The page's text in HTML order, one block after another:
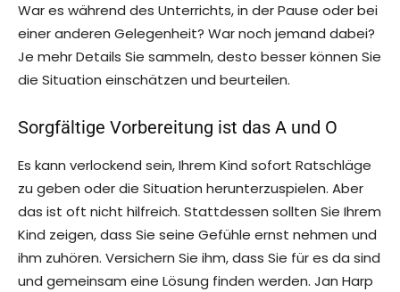
War es während des Unterrichts, in der Pause oder bei
einer anderen Gelegenheit? War noch jemand dabei?
Je mehr Details Sie sammeln, desto besser können Sie
die Situation einschätzen und beurteilen.
Sorgfältige Vorbereitung ist das A und O
Es kann verlockend sein, Ihrem Kind sofort Ratschläge
zu geben oder die Situation herunterzuspielen. Aber
das ist oft nicht hilfreich. Stattdessen sollten Sie Ihrem
Kind zeigen, dass Sie seine Gefühle ernst nehmen und
ihm zuhören. Versichern Sie ihm, dass Sie für es da sind
und gemeinsam eine Lösung finden werden. Jan Harp